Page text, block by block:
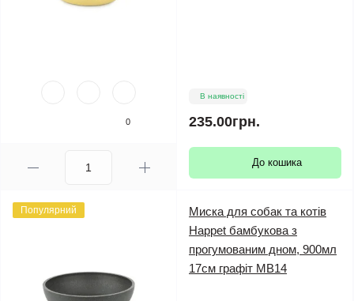
0
В наявності
235.00грн.
До кошика
Популярний
Миска для собак та котів
Happet бамбукова з
прогумованим дном, 900мл
17см графіт MB14